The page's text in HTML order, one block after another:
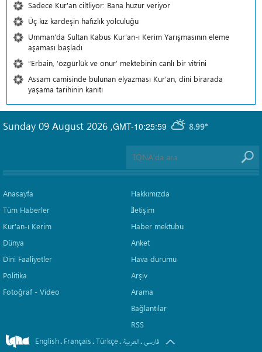
Sadece Kur'an ciltliyor: Bana huzur veriyor
Üç kız kardeşin hafızlık yolculuğu
Umman’da Sultan Kabus Kur’an-ı Kerim Yarışmasının eleme
aşaması başladı
“Erbain, ‘özgürlük ve onur’ mektebinin canlı bir vitrini
Assam camisinde bulunan elyazması Kur’an, dini birarada
yaşama tarihinin kanıtı
GMT-10:25:59 8.99°
Sunday 09 August 2026 ,
Anasayfa
Tüm Haberler
Kur'an-ı Kerim
Dünya
Dini Faaliyetler
Politika
Fotoğraf - Video
Hakkımızda
İletişim
Haber mektubu
Anket
Hava durumu
Arşiv
Arama
Bağlantılar
RSS
English. Français.Türkçe. العربیة.فارسی